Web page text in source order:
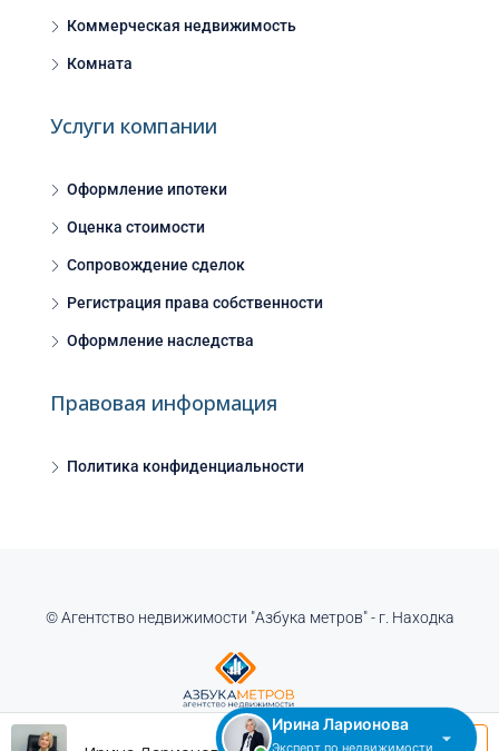
Коммерческая недвижимость
Комната
Услуги компании
Оформление ипотеки
Оценка стоимости
Сопровождение сделок
Регистрация права собственности
Оформление наследства
Правовая информация
Политика конфиденциальности
© Агентство недвижимости "Азбука метров" - г. Находка
Ирина Ларионова
Эксперт по недвижимости